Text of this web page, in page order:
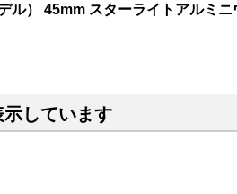
） 45mm スターライトアルミニ
しています